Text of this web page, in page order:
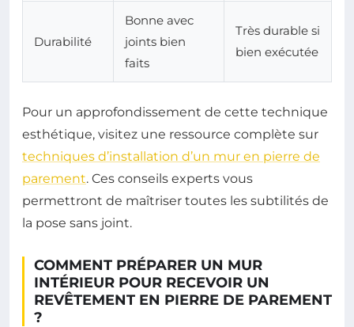
Durabilité
Bonne avec
joints bien
faits
Très durable si
bien exécutée
Pour un approfondissement de cette technique
esthétique, visitez une ressource complète sur
techniques d’installation d’un mur en pierre de
parement. Ces conseils experts vous
permettront de maîtriser toutes les subtilités de
la pose sans joint.
COMMENT PRÉPARER UN MUR
INTÉRIEUR POUR RECEVOIR UN
REVÊTEMENT EN PIERRE DE PAREMENT
?